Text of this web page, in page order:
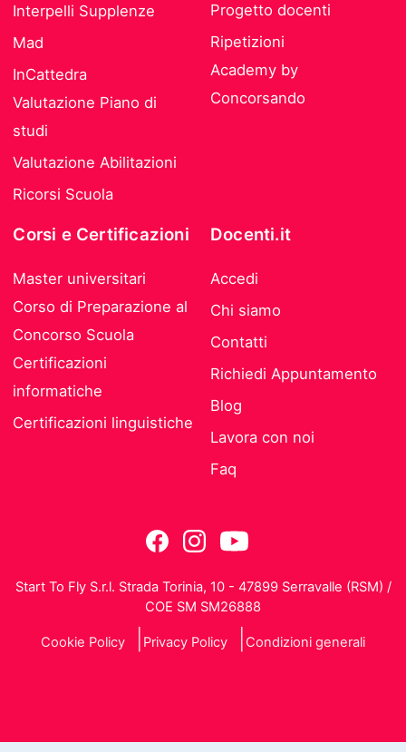
Interpelli Supplenze
Mad
InCattedra
Valutazione Piano di
studi
Valutazione Abilitazioni
Ricorsi Scuola
Progetto docenti
Ripetizioni
Academy by
Concorsando
Corsi e Certificazioni
Master universitari
Corso di Preparazione al
Concorso Scuola
Certificazioni
informatiche
Certificazioni linguistiche
Docenti.it
Accedi
Chi siamo
Contatti
Richiedi Appuntamento
Blog
Lavora con noi
Faq
Start To Fly S.r.l. Strada Torinia, 10 - 47899 Serravalle (RSM) /
COE SM SM26888
Cookie Policy Privacy Policy Condizioni generali